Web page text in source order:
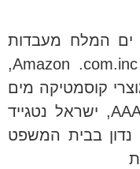
ים המלח מעבדות
קוסמטיקה בע"מ כנגד חברת Amazon .com.inc,
קוסמטיקה מים
המלח בע"מ, AAA Invest net.Ltd, ישראל נטגייד
נדון בבית המשפט